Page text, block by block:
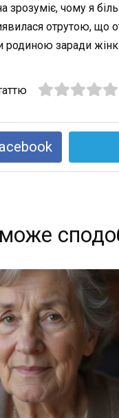
зрозуміє, чому я
отрутою,
заради